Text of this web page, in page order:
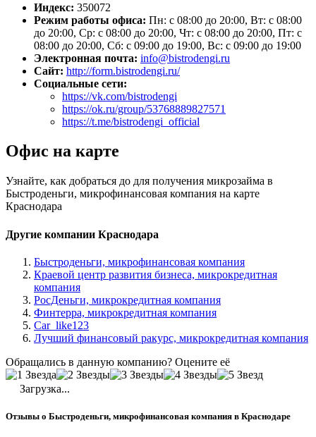
Индекс: 350072
Режим работы офиса: Пн: с 08:00 до 20:00, Вт: с 08:00
до 20:00, Ср: с 08:00 до 20:00, Чт: с 08:00 до 20:00, Пт: с
08:00 до 20:00, Сб: с 09:00 до 19:00, Вс: с 09:00 до 19:00
Электронная почта: info@bistrodengi.ru
Сайт: http://form.bistrodengi.ru/
Социальные сети:
https://vk.com/bistrodengi
https://ok.ru/group/53768889827571
https://t.me/bistrodengi_official
Офис на карте
Узнайте, как добраться до для получения микрозайма в
Быстроденьги, микрофинансовая компания на карте
Краснодара
Другие компании Краснодара
Быстроденьги, микрофинансовая компания
Краевой центр развития бизнеса, микрокредитная
компания
РосДеньги, микрокредитная компания
Финтерра, микрокредитная компания
Car_like123
Лучший финансовый ракурс, микрокредитная компания
Обращались в данную компанию? Оцените её
Загрузка...
Отзывы о Быстроденьги, микрофинансовая компания в Краснодаре